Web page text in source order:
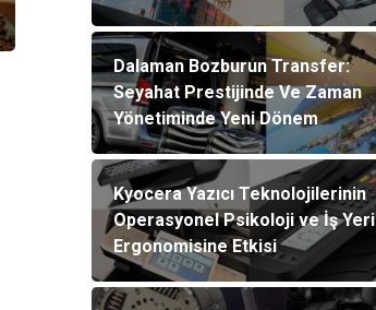
Dalaman Bozburun Transfer:
Seyahat Prestijinde Ve Zaman
Yönetiminde Yeni Dönem
Kyocera Yazıcı Teknolojilerinin
Operasyonel Psikoloji ve İş Yeri
Ergonomisine Etkisi